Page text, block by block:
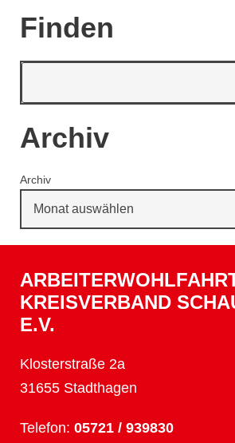
Finden
Archiv
Archiv
KREISVERBAND
E.V.
Klosterstraße 2a
31655 Stadthagen
Telefon: 05721 / 939830